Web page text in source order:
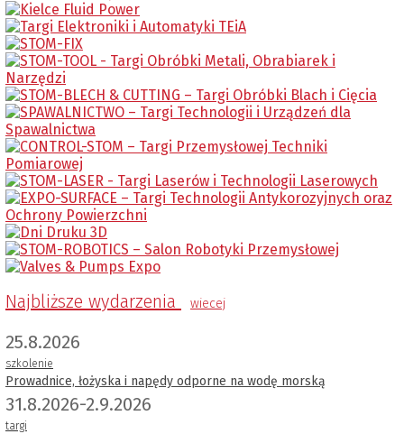
Najbliższe wydarzenia wiecej
25.8.2026
szkolenie
Prowadnice, łożyska i napędy odporne na wodę morską
31.8.2026-2.9.2026
targi